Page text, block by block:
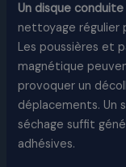
Un disque
nettoyage régulier
Les poussières et
magnétique
provoquer un
déplacements. Un
séchage suffit
adhésives.